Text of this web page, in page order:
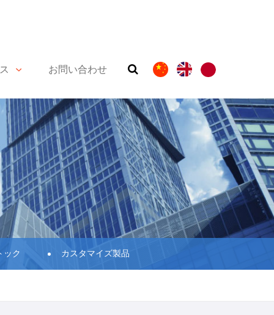
お問い合わせ
ック カスタマイズ製品